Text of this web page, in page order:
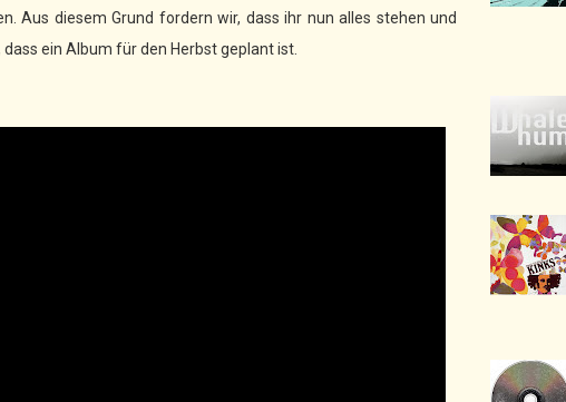
Aus diesem Grund fordern wir, dass ihr nun alles stehen und
ein Album für den Herbst geplant ist.